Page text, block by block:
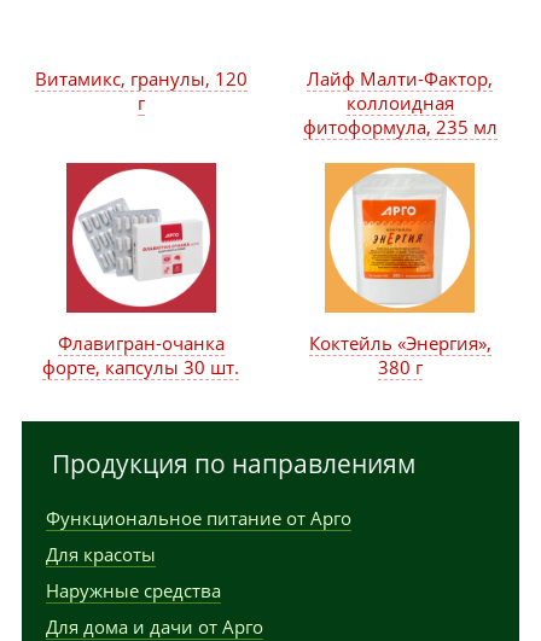
Витамикс, гранулы, 120
г
Лайф Малти-Фактор,
коллоидная
фитоформула, 235 мл
Коктейль «Энергия»,
380 г
Флавигран-очанка
форте, капсулы 30 шт.
Продукция по направлениям
Функциональное питание от Арго
Для красоты
Наружные средства
Для дома и дачи от Арго